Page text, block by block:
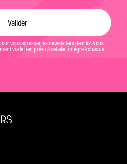
vous adresser les newsletters de mk2. Vous
via le lien prévu à cet effet intégré à chaque